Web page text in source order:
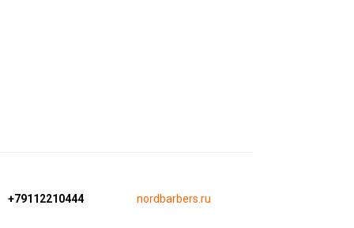
+79112210444 nordbarbers.ru